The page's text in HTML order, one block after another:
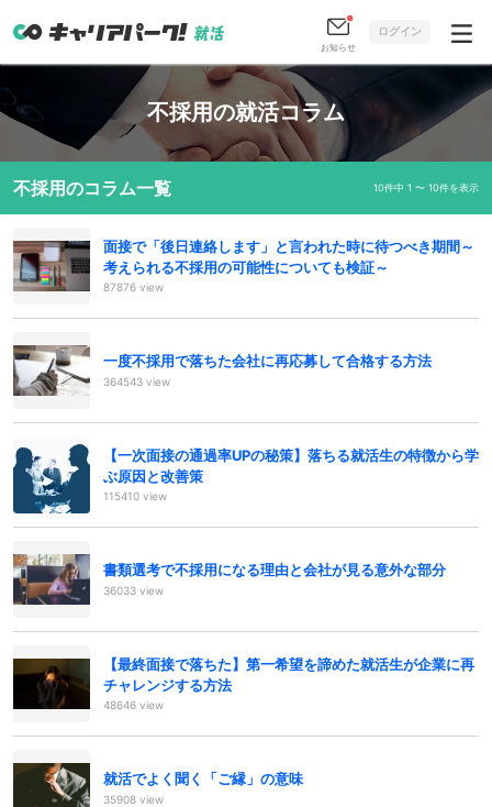
お知らせ
ログイン
不採用の就活コラム
不採用のコラム一覧 10件中 1 〜 10件を表示
面接で「後日連絡します」と言われた時に待つべき期間～
考えられる不採用の可能性についても検証～
87876 view
一度不採用で落ちた会社に再応募して合格する方法
364543 view
【一次面接の通過率UPの秘策】落ちる就活生の特徴から学
ぶ原因と改善策
115410 view
書類選考で不採用になる理由と会社が見る意外な部分
36033 view
【最終面接で落ちた】第一希望を諦めた就活生が企業に再
チャレンジする方法
48646 view
就活でよく聞く「ご縁」の意味
35908 view